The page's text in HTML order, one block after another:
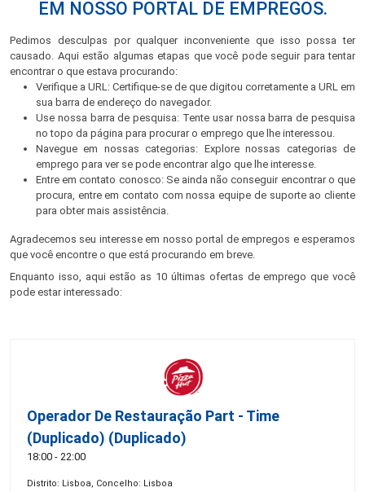
EM NOSSO PORTAL DE EMPREGOS.
Pedimos desculpas por qualquer inconveniente que isso possa ter
causado. Aqui estão algumas etapas que você pode seguir para tentar
encontrar o que estava procurando:
Verifique a URL: Certifique-se de que digitou corretamente a URL em
sua barra de endereço do navegador.
Use nossa barra de pesquisa: Tente usar nossa barra de pesquisa
no topo da página para procurar o emprego que lhe interessou.
Navegue em nossas categorias: Explore nossas categorias de
emprego para ver se pode encontrar algo que lhe interesse.
Entre em contato conosco: Se ainda não conseguir encontrar o que
procura, entre em contato com nossa equipe de suporte ao cliente
para obter mais assistência.
Agradecemos seu interesse em nosso portal de empregos e esperamos
que você encontre o que está procurando em breve.
Enquanto isso, aqui estão as 10 últimas ofertas de emprego que você
pode estar interessado:
Operador De Restauração Part - Time
(Duplicado) (Duplicado)
18:00 - 22:00
Distrito: Lisboa, Concelho: Lisboa